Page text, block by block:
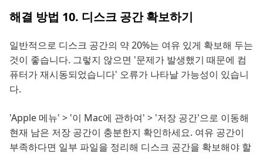
해결 방법 10. 디스크 공간 확보하기
일반적으로 디스크 공간의 약 20%는 여유 있게 확보해 두는
것이 좋습니다. 그렇지 않으면 '문제가 발생했기 때문에 컴
퓨터가 재시동되었습니다' 오류가 나타날 가능성이 있습니
다.
'Apple 메뉴' > '이 Mac에 관하여' > '저장 공간'으로 이동해
현재 남은 저장 공간이 충분한지 확인하세요. 여유 공간이
부족하다면 일부 파일을 정리해 디스크 공간을 확보해야 할